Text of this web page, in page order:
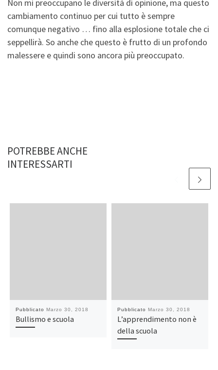
Non mi preoccupano le diversità di opinione, ma questo
cambiamento continuo per cui tutto è sempre
comunque negativo … fino alla esplosione totale che ci
seppellirà. So anche che questo è frutto di un profondo
malessere e quindi sono ancora più preoccupato.
POTREBBE ANCHE
INTERESSARTI
Pubblicato Marzo 30, 2018
Bullismo e scuola
Pubblicato Marzo 30, 2018
L’apprendimento non è
della scuola